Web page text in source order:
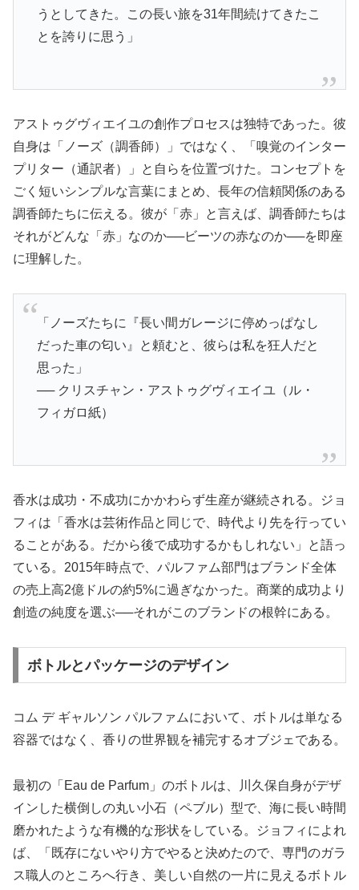
うとしてきた。この長い旅を31年間続けてきたこ
とを誇りに思う」
アストゥグヴィエイユの創作プロセスは独特であった。彼
自身は「ノーズ（調香師）」ではなく、「嗅覚のインター
プリター（通訳者）」と自らを位置づけた。コンセプトを
ごく短いシンプルな言葉にまとめ、長年の信頼関係のある
調香師たちに伝える。彼が「赤」と言えば、調香師たちは
それがどんな「赤」なのか──ビーツの赤なのか──を即座
に理解した。
「ノーズたちに『長い間ガレージに停めっぱなし
だった車の匂い』と頼むと、彼らは私を狂人だと
思った」
── クリスチャン・アストゥグヴィエイユ（ル・
フィガロ紙）
香水は成功・不成功にかかわらず生産が継続される。ジョ
フィは「香水は芸術作品と同じで、時代より先を行ってい
ることがある。だから後で成功するかもしれない」と語っ
ている。2015年時点で、パルファム部門はブランド全体
の売上高2億ドルの約5%に過ぎなかった。商業的成功より
創造の純度を選ぶ──それがこのブランドの根幹にある。
ボトルとパッケージのデザイン
コム デ ギャルソン パルファムにおいて、ボトルは単なる
容器ではなく、香りの世界観を補完するオブジェである。
最初の「Eau de Parfum」のボトルは、川久保自身がデザ
インした横倒しの丸い小石（ペブル）型で、海に長い時間
磨かれたような有機的な形状をしている。ジョフィによれ
ば、「既存にないやり方でやると決めたので、専門のガラ
ス職人のところへ行き、美しい自然の一片に見えるボトル